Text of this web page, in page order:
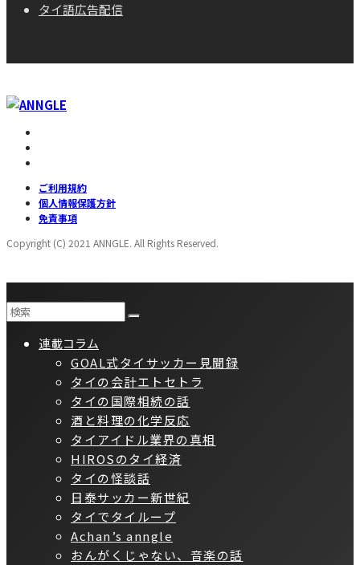
タイ語広告配信
ご利用規約
個人情報保護方針
免責事項
Copyright (C) 2021 ANNGLE. All Rights Reserved.
連載コラム
GOAL式タイサッカー見聞録
タイの会計エトセトラ
タイの国際相続の話
酒と料理の化学反応
タイアイドル業界の真相
HIROSのタイ経済
タイの怪談話
日泰サッカー新世紀
タイでタイループ
Achan’s anngle
おんがくじゃない、音楽の話